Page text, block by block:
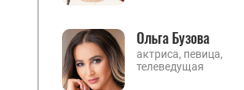
Ольга Бузова
актриса, певица,
телеведущая